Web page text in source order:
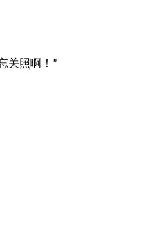
关照啊！ ”